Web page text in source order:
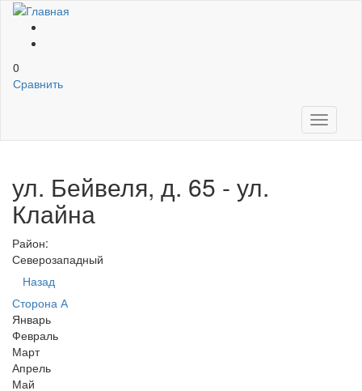
Перейти к основному содержанию
0
Сравнить
Toggle
ул. Бейвеля, д. 65 - ул.
Клайна
Район:
Северозападный
Назад
Сторона А
Январь
Февраль
Март
Апрель
Май